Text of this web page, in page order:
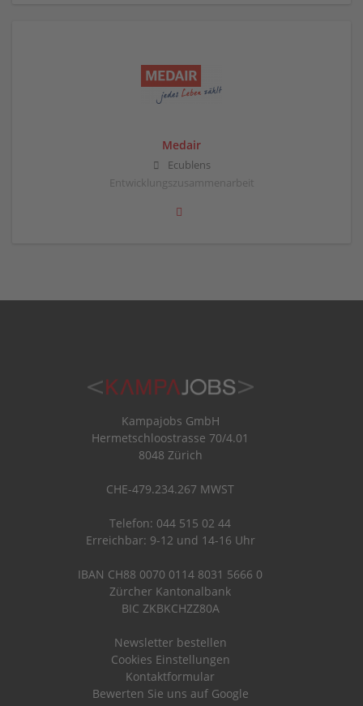
Medair
Ecublens
Entwicklungszusammenarbeit
Kampajobs GmbH
Hermetschloostrasse 70/4.01
8048 Zürich
CHE-479.234.267 MWST
Telefon: 044 515 02 44
Erreichbar: 9-12 und 14-16 Uhr
IBAN CH88 0070 0114 8031 5666 0
Zürcher Kantonalbank
BIC ZKBKCHZZ80A
Newsletter bestellen
Cookies Einstellungen
Kontaktformular
Bewerten Sie uns auf Google